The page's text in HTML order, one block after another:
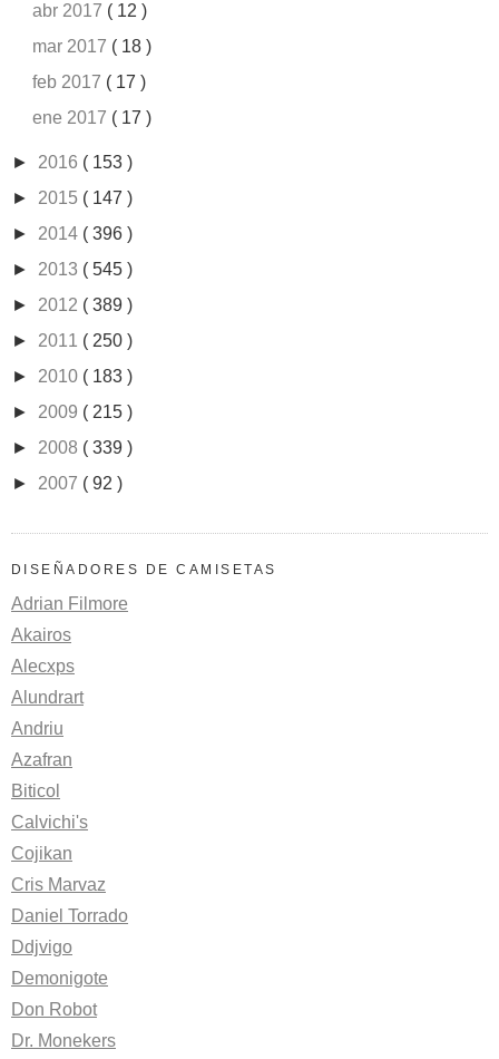
abr 2017 ( 12 )
mar 2017 ( 18 )
feb 2017 ( 17 )
ene 2017 ( 17 )
► 2016 ( 153 )
► 2015 ( 147 )
► 2014 ( 396 )
► 2013 ( 545 )
► 2012 ( 389 )
► 2011 ( 250 )
► 2010 ( 183 )
► 2009 ( 215 )
► 2008 ( 339 )
► 2007 ( 92 )
DISEÑADORES DE CAMISETAS
Adrian Filmore
Akairos
Alecxps
Alundrart
Andriu
Azafran
Biticol
Calvichi's
Cojikan
Cris Marvaz
Daniel Torrado
Ddjvigo
Demonigote
Don Robot
Dr. Monekers